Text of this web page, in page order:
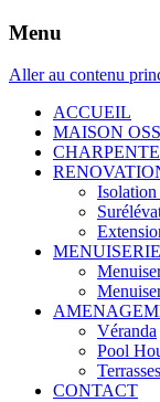
Menu
Aller au contenu
ACCUEIL
MAISON
Isolation
Véranda
Pool
Terrasses
CONTACT